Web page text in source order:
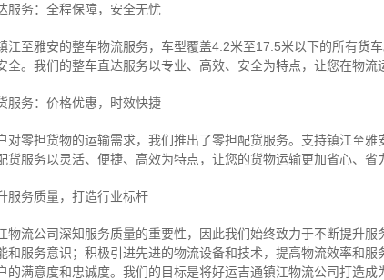
服务：全程保障，安全无忧
江至雅安的整车物流服务，车型覆盖4.2米至17.5米以下的所有货
全。我们的整车直达服务以专业、高效、安全为特点，让您在物流
服务：价格优惠，时效快捷
对零担货物的运输需求，我们推出了零担配货服务。支持镇江至
货服务以灵活、便捷、高效为特点，让您的货物运输更加省心、省
服务质量，打造行业标杆
物流公司深知服务质量的重要性，因此我们始终致力于不断提升
和服务意识；积极引进先进的物流设备和技术，提高物流效率和
的满意度和忠诚度。我们的目标是将好运吉通镇江物流公司打造